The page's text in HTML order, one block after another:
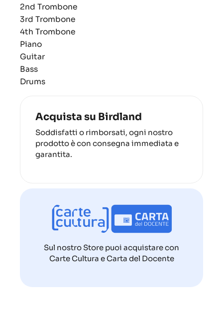
2nd Trombone
3rd Trombone
4th Trombone
Piano
Guitar
Bass
Drums
Acquista su Birdland
Soddisfatti o rimborsati, ogni nostro
prodotto è con consegna immediata e
garantita.
Sul nostro Store puoi acquistare con
Carte Cultura e Carta del Docente